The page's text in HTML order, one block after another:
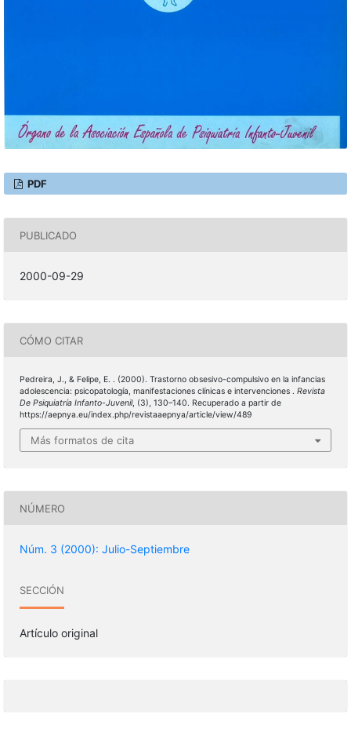
PDF
PUBLICADO
2000-09-29
CÓMO CITAR
Pedreira, J., & Felipe, E. . (2000). Trastorno obsesivo-compulsivo en la infancias
adolescencia: psicopatolo­gía, manifestaciones clínicas e inter­venciones . Revista
De Psiquiatría Infanto-Juvenil, (3), 130–140. Recuperado a partir de
https://aepnya.eu/index.php/revistaaepnya/article/view/489
Más formatos de cita
NÚMERO
Núm. 3 (2000): Julio-Septiembre
SECCIÓN
Artículo original